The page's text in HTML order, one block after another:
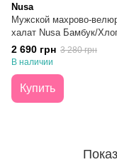
Nusa
Мужской махрово-
халат Nusa Бамбук/
Темно-серый L/XL
2 690 грн 3 280 грн
В наличии
Купить